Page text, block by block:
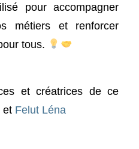
pour accompagner
métiers et renforcer
tous.
et créatrices de ce
et Felut Léna